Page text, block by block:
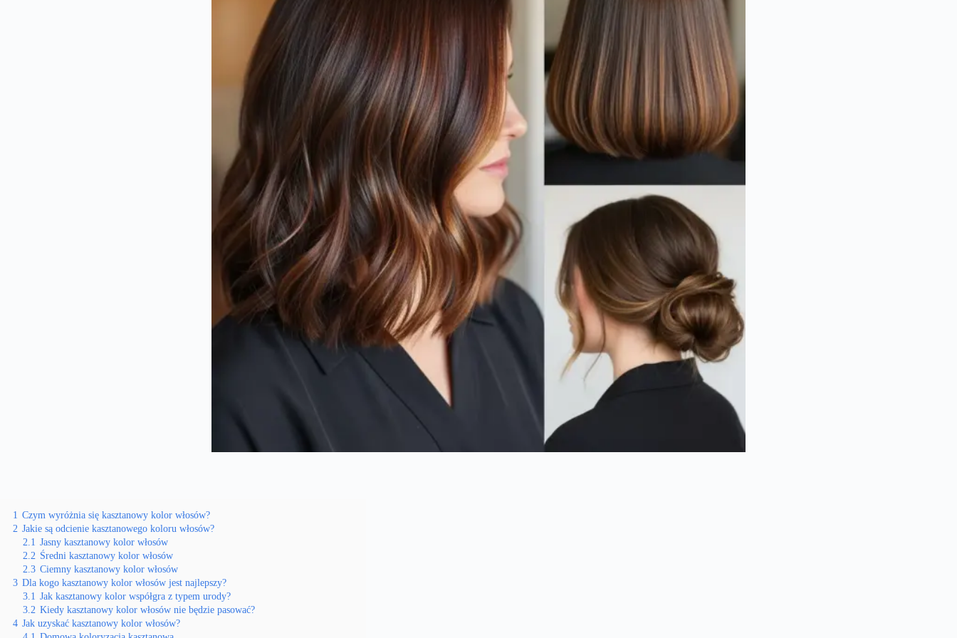
1 Czym wyróżnia się kasztanowy kolor włosów?
2 Jakie są odcienie kasztanowego koloru włosów?
2.1 Jasny kasztanowy kolor włosów
2.2 Średni kasztanowy kolor włosów
2.3 Ciemny kasztanowy kolor włosów
3 Dla kogo kasztanowy kolor włosów jest najlepszy?
3.1 Jak kasztanowy kolor współgra z typem urody?
3.2 Kiedy kasztanowy kolor włosów nie będzie pasować?
4 Jak uzyskać kasztanowy kolor włosów?